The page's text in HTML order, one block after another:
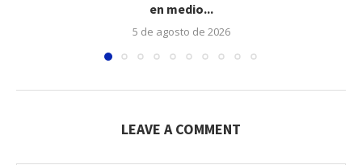
en medio...
5 de agosto de 2026
LEAVE A COMMENT